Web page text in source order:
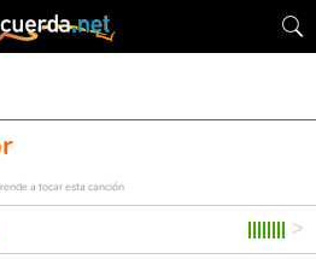
a tocar esta canción